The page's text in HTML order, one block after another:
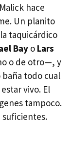
hace
Un planito
taquicárdico
Bay o Lars
o de otro—, y
baña todo cual
vivo. El
tampoco.
suficientes.